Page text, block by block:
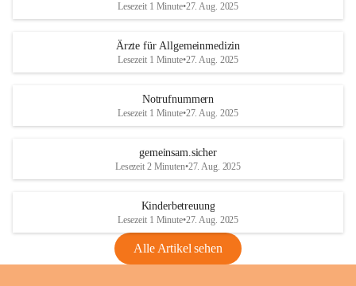
Lesezeit 1 Minute•27. Aug. 2025
Ärzte für Allgemeinmedizin
Lesezeit 1 Minute•27. Aug. 2025
Notrufnummern
Lesezeit 1 Minute•27. Aug. 2025
gemeinsam.sicher
Lesezeit 2 Minuten•27. Aug. 2025
Kinderbetreuung
Lesezeit 1 Minute•27. Aug. 2025
Alle Artikel sehen